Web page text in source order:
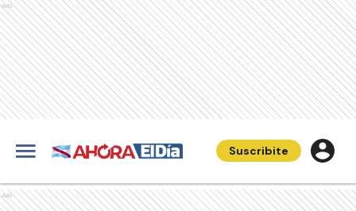
Ads
Suscribite
Ads